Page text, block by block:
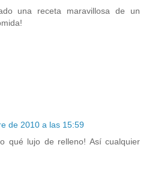
una receta maravillosa de un
de 2010 a las 15:59
qué lujo de relleno! Así cualquier